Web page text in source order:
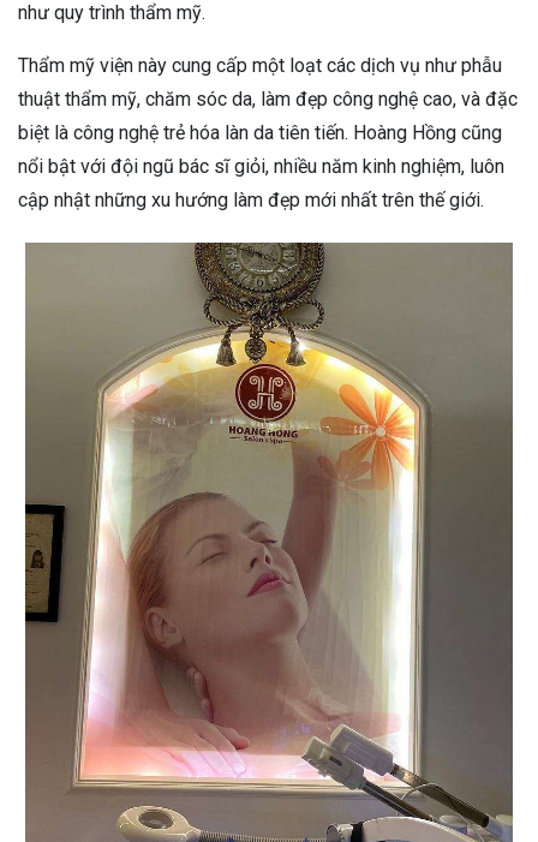
như quy trình thẩm mỹ.
Thẩm mỹ viện này cung cấp một loạt các dịch vụ như phẫu
thuật thẩm mỹ, chăm sóc da, làm đẹp công nghệ cao, và đặc
biệt là công nghệ trẻ hóa làn da tiên tiến. Hoàng Hồng cũng
nổi bật với đội ngũ bác sĩ giỏi, nhiều năm kinh nghiệm, luôn
cập nhật những xu hướng làm đẹp mới nhất trên thế giới.